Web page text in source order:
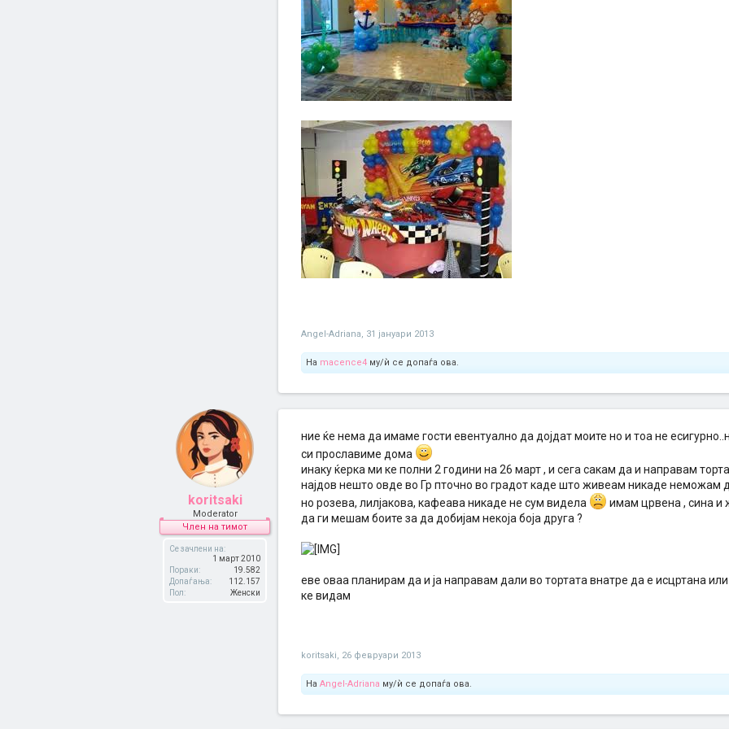
Angel-Adriana, 31 јануари 2013
На macence4 му/ѝ се допаѓа ова.
koritsaki
Moderator
Член на тимот
Се зачлени на:
1 март 2010
Пораки:
19.582
Допаѓања:
112.157
Пол:
Женски
ние ќе нема да имаме гости евентуално да дојдат моите но и тоа не
си прославиме дома
инаку ќерка ми ке полни 2 години на 26 март , и сега сакам да и направам
најдов нешто овде во Гр пточно во градот каде што живеам никаде неможам
но розева, лилјакова, кафеава никаде не сум видела
имам црвена , сина и
да ги мешам боите за да добијам некоја боја друга ?
еве оваа планирам да и ја направам дали во тортата внатре да е исцртана
ке видам
koritsaki, 26 февруари 2013
На Angel-Adriana му/ѝ се допаѓа ова.